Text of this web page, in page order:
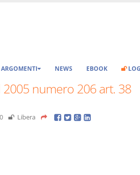
ARGOMENTI NEWS EBOOK
numero 206 art. 38
Libera